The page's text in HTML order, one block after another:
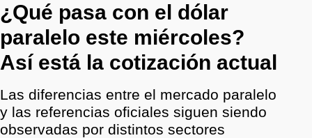
¿Qué pasa con el dólar
paralelo este miércoles?
Así está la cotización actual
Las diferencias entre el mercado paralelo
y las referencias oficiales siguen siendo
observadas por distintos sectores